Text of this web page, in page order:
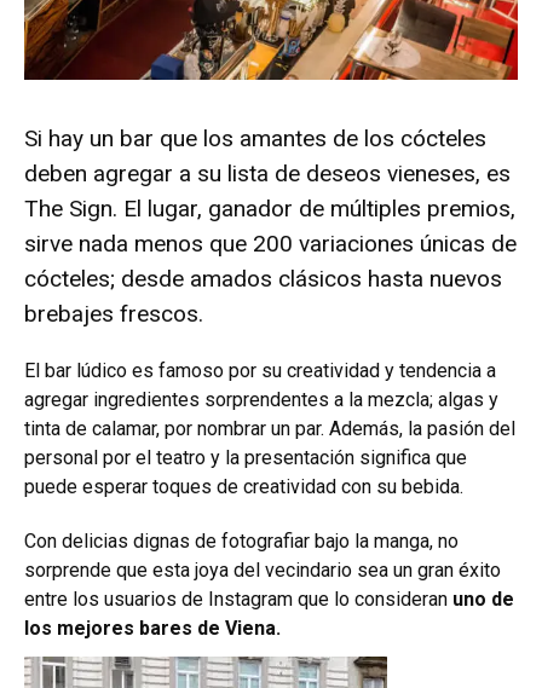
Si hay un bar que los amantes de los cócteles
deben agregar a su lista de deseos vieneses, es
The Sign. El lugar, ganador de múltiples premios,
sirve nada menos que 200 variaciones únicas de
cócteles; desde amados clásicos hasta nuevos
brebajes frescos.
El bar lúdico es famoso por su creatividad y tendencia a
agregar ingredientes sorprendentes a la mezcla; algas y
tinta de calamar, por nombrar un par. Además, la pasión del
personal por el teatro y la presentación significa que
puede esperar toques de creatividad con su bebida.
Con delicias dignas de fotografiar bajo la manga, no
sorprende que esta joya del vecindario sea un gran éxito
entre los usuarios de Instagram que lo consideran uno de
los mejores bares de Viena.